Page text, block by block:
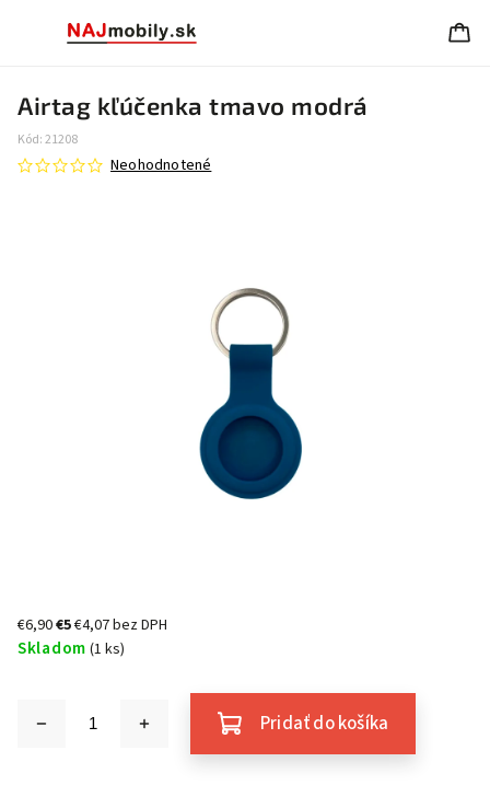
Airtag kľúčenka tmavo modrá
Kód:21208
Neohodnotené
€6,90€5€4,07 bez DPH
Skladom (1 ks)
Pridať do košíka